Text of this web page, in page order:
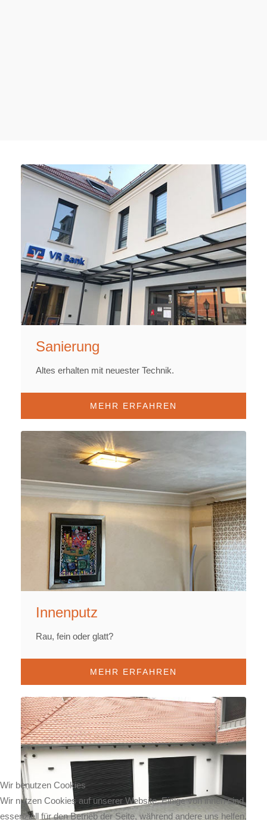
Sanierung
Altes erhalten mit neuester Technik.
MEHR ERFAHREN
Innenputz
Rau, fein oder glatt?
MEHR ERFAHREN
Wir benutzen Cookies
Wir nutzen Cookies auf unserer Website. Einige von ihnen sind
essenziell für den Betrieb der Seite, während andere uns helfen,